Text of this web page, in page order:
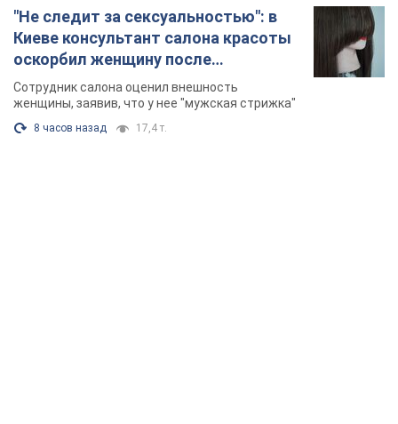
"Не следит за сексуальностью": в
Киеве консультант салона красоты
оскорбил женщину после
химиотерапии, разгорелся скандал.
Фото
Сотрудник салона оценил внешность
женщины, заявив, что у нее "мужская стрижка"
8 часов назад 17,4 т.